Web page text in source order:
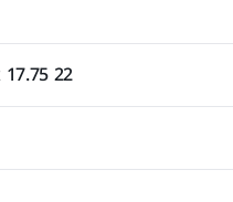
22 x 6 x 17.75 غير مميز (F), 25 x 7 x 12 غير مميز (R)